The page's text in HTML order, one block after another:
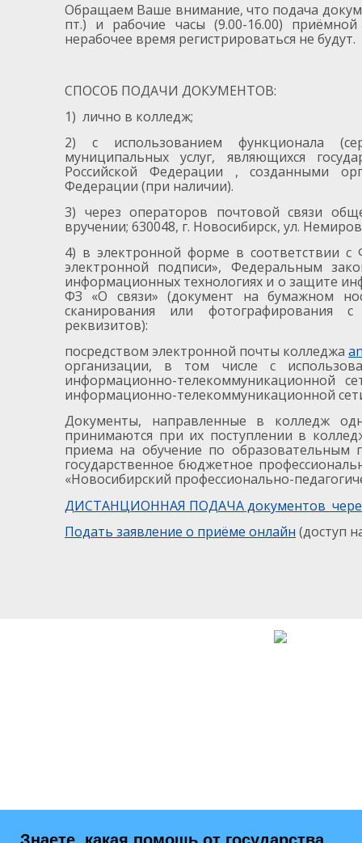
Обращаем Ваше внимание, что подача
пт.) и рабочие часы (9.00-16.00)
нерабочее время регистрироваться не будут.
СПОСОБ ПОДАЧИ ДОКУМЕНТОВ:
1) лично в колледж;
2) с использованием функционала
муниципальных услуг, являющихся
Российской Федерации , созданными
Федерации (при наличии).
3) через операторов почтовой связи
вручении; 630048, г. Новосибирск, ул.
4) в электронной форме в соответствии
электронной подписи», Федеральным
информационных технологиях и о защите
ФЗ «О связи» (документ на бумажном
сканирования или фотографирования
реквизитов):
посредством электронной почты колледжа
организации, в том числе с
информационно-телекоммуникационной
информационно-телекоммуникационной
Документы, направленные в колледж
принимаются при их поступлении в
приема на обучение по образовательным
государственное бюджетное
«Новосибирский профессионально-
ДИСТАНЦИОННАЯ ПОДАЧА документов
Подать заявление о приёме онлайн (доступ